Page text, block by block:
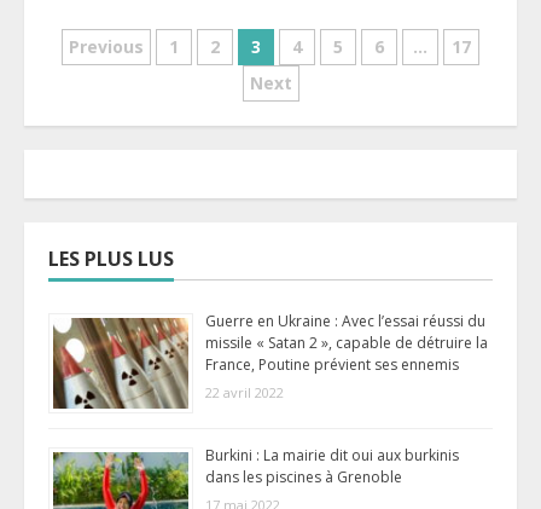
Pagination
Previous 1 2 3 4 5 6 …
17
Next
LES PLUS LUS
Guerre en Ukraine : Avec l’essai réussi du
missile « Satan 2 », capable de détruire la
France, Poutine prévient ses ennemis
22 avril 2022
Burkini : La mairie dit oui aux burkinis
dans les piscines à Grenoble
17 mai 2022